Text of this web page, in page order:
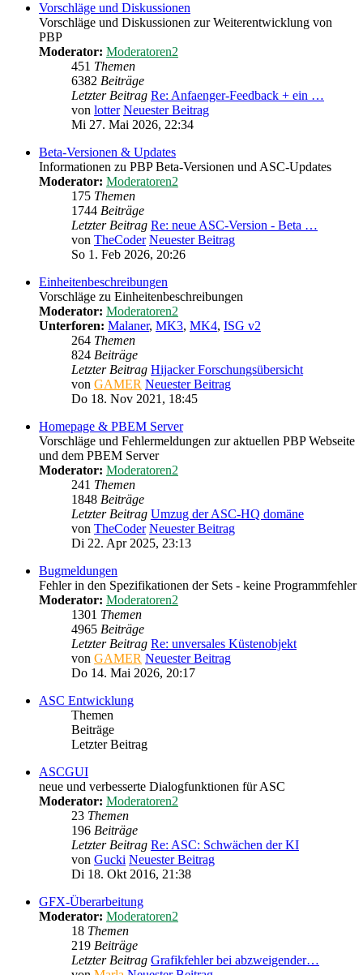
Vorschläge und Diskussionen
Vorschläge und Diskussionen zur Weiterentwicklung von
PBP
Moderator: Moderatoren2
451 Themen
6382 Beiträge
Letzter Beitrag Re: Anfaenger-Feedback + ein …
von lotter Neuester Beitrag
Mi 27. Mai 2026, 22:34
Beta-Versionen & Updates
Informationen zu PBP Beta-Versionen und ASC-Updates
Moderator: Moderatoren2
175 Themen
1744 Beiträge
Letzter Beitrag Re: neue ASC-Version - Beta …
von TheCoder Neuester Beitrag
So 1. Feb 2026, 20:26
Einheitenbeschreibungen
Vorschläge zu Einheitenbeschreibungen
Moderator: Moderatoren2
Unterforen: Malaner, MK3, MK4, ISG v2
264 Themen
824 Beiträge
Letzter Beitrag Hijacker Forschungsübersicht
von GAMER Neuester Beitrag
Do 18. Nov 2021, 18:45
Homepage & PBEM Server
Vorschläge und Fehlermeldungen zur aktuellen PBP Webseite
und dem PBEM Server
Moderator: Moderatoren2
241 Themen
1848 Beiträge
Letzter Beitrag Umzug der ASC-HQ domäne
von TheCoder Neuester Beitrag
Di 22. Apr 2025, 23:13
Bugmeldungen
Fehler in den Spezifikationen der Sets - keine Programmfehler
Moderator: Moderatoren2
1301 Themen
4965 Beiträge
Letzter Beitrag Re: unversales Küstenobjekt
von GAMER Neuester Beitrag
Do 14. Mai 2026, 20:17
ASC Entwicklung
Themen
Beiträge
Letzter Beitrag
ASCGUI
neue und verbesserte Dialogfunktionen für ASC
Moderator: Moderatoren2
23 Themen
196 Beiträge
Letzter Beitrag Re: ASC: Schwächen der KI
von Gucki Neuester Beitrag
Di 18. Okt 2016, 21:38
GFX-Überarbeitung
Moderator: Moderatoren2
18 Themen
219 Beiträge
Letzter Beitrag Grafikfehler bei abzweigender…